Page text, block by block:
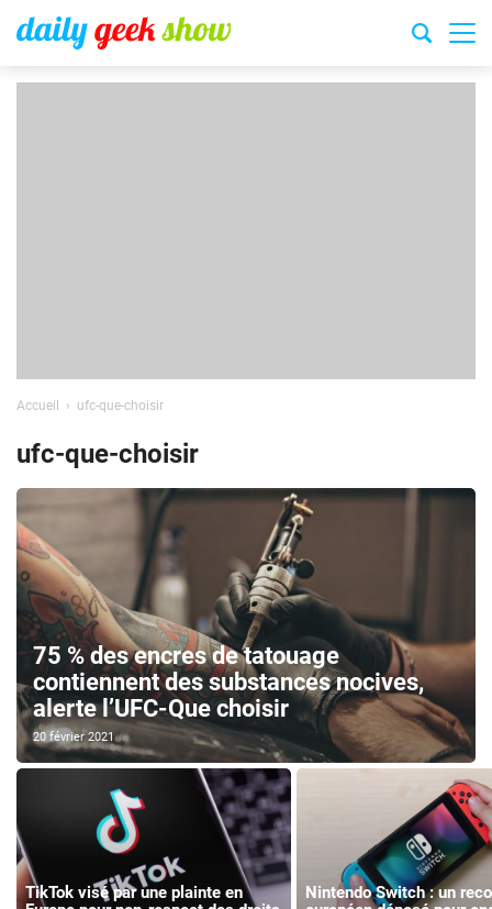
Accueil ufc-que-choisir
ufc-que-choisir
75 % des encres de tatouage
contiennent des substances nocives,
alerte l’UFC-Que choisir
20 février 2021
TikTok visé par une plainte en
Nintendo Switch : un